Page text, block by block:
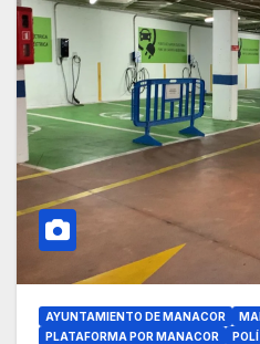
AYUNTAMIENTO DE MANACOR
PLATAFORMA POR MANACOR